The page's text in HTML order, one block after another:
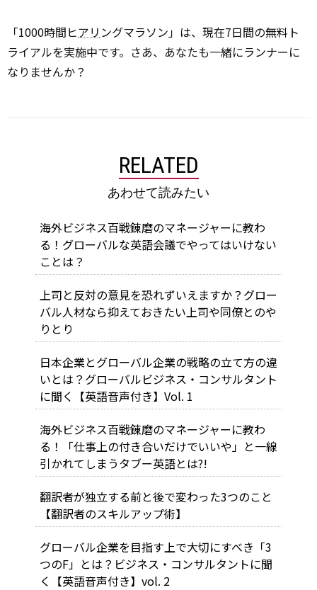
「1000時間ヒアリ ングマラソン」は、現在7日間の無料ト
ライアルを実施中です。さあ、あなたも一緒にランナーに
なりませんか？
RELATED
あわせて読みたい
海外ビジネス百戦錬磨のマネージャーに教わ
る！グローバルな英語会議でやってはいけない
ことは？
上司と反対の意見を恐れずいえますか？グロー
バル人材なら抑えておきたい上司や同僚とのや
りとり
日本企業とグローバル企業の戦略の立て方の違
いとは？グローバルビジネス・コンサルタント
に聞く【英語音声付き】Vol. 1
海外ビジネス百戦錬磨のマネージャーに教わ
る！「仕事上の付き合いだけでいいや」と一線
引かれてしまうタブー英語とは?!
翻訳者が独立する前と後で変わった3つのこと
【翻訳者のスキルアップ術】
グローバル企業を目指す上で大切にすべき「3
つのF」とは？ビジネス・コンサルタントに聞
く【英語音声付き】vol. 2